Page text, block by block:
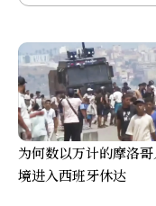
为何数以万计的摩洛
境进入西班牙休达